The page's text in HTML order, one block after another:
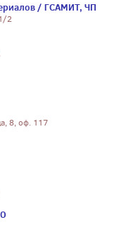
/ ГСАМИТ, ЧП
2
8, оф. 117